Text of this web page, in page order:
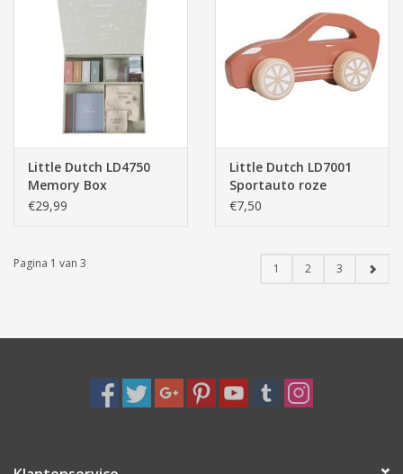
Little Dutch LD4750
Memory Box
€29,99
Little Dutch LD7001
Sportauto roze
€7,50
Pagina 1 van 3 1 2 3